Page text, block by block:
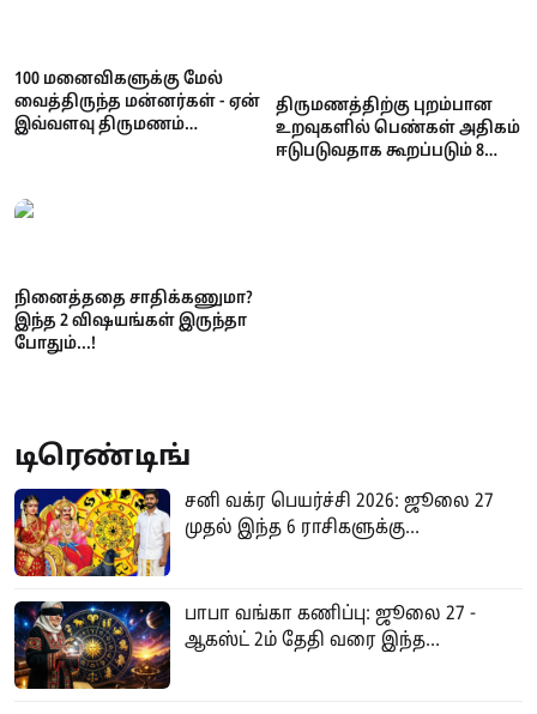
100 மனைவிகளுக்கு மேல்
வைத்திருந்த மன்னர்கள் - ஏன்
இவ்வளவு திருமணம்
திருமணத்திற்கு புறம்பான
உறவுகளில் பெண்கள் அதிகம்
ஈடுபடுவதாக கூறப்படும் 8
நினைத்ததை சாதிக்கணுமா?
இந்த 2 விஷயங்கள் இருந்தா
போதும்...!
டிரெண்டிங்
சனி வக்ர பெயர்ச்சி 2026: ஜூலை 27
முதல் இந்த 6 ராசிகளுக்கு...
பாபா வங்கா கணிப்பு: ஜூலை 27 -
ஆகஸ்ட் 2ம் தேதி வரை இந்த...